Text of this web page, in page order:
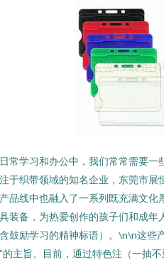
常学习和办公中，我们常常需要
于织带领域的知名企业，东莞市
品线中也融入了一系列既充满文
装备，为热爱创作的孩子们和成年
鼓励学习的精神标语）。\n\n这些
的主旨。目前，通过特色注（一抽